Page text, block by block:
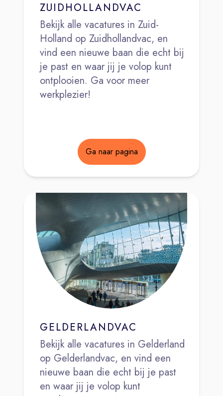
ZUIDHOLLANDVAC
Bekijk alle vacatures in Zuid-
Holland op Zuidhollandvac, en
vind een nieuwe baan die echt bij
je past en waar jij je volop kunt
ontplooien. Ga voor meer
werkplezier!
Ga naar pagina
GELDERLANDVAC
Bekijk alle vacatures in Gelderland
op Gelderlandvac, en vind een
nieuwe baan die echt bij je past
en waar jij je volop kunt